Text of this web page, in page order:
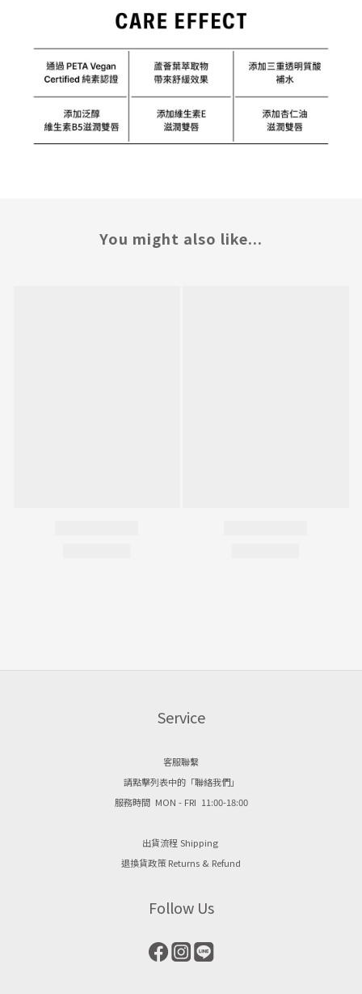
You might also like...
Service
客服聯繫
請點擊列表中的「聯絡我們」
服務時間 MON - FRI 11:00-18:00
出貨流程 Shipping
退換貨政策 Returns & Refund
Follow Us